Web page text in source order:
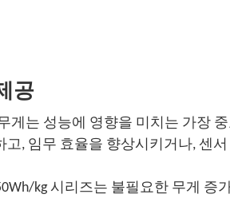
공
게는 성능에 영향을 미치는 가장
, 임무 효율을 향상시키거나, 센
kg 시리즈는 불필요한 무게 증